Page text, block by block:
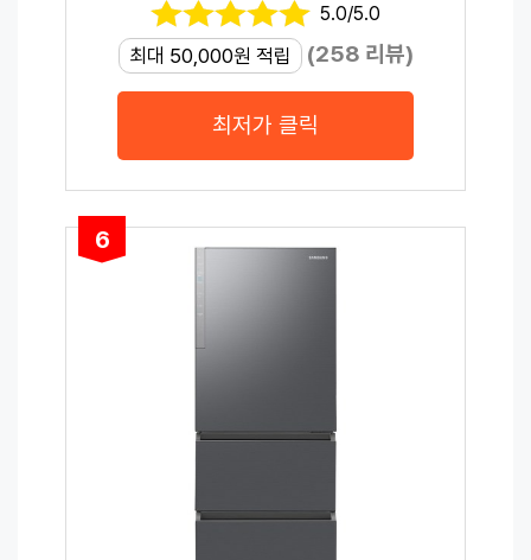
5.0/5.0
최대 50,000원 적립 (258 리뷰)
최저가 클릭
6